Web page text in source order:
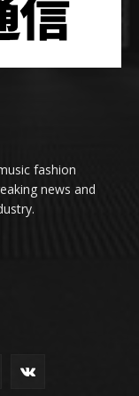
fashion
news and